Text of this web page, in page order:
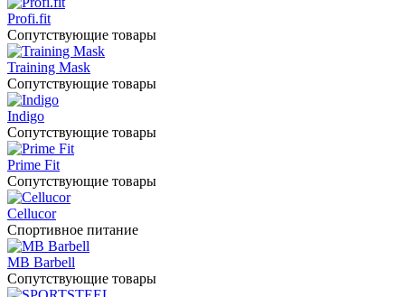
Profi.fit
Сопутствующие товары
Training Mask
Сопутствующие товары
Indigo
Сопутствующие товары
Prime Fit
Сопутствующие товары
Cellucor
Спортивное питание
MB Barbell
Сопутствующие товары